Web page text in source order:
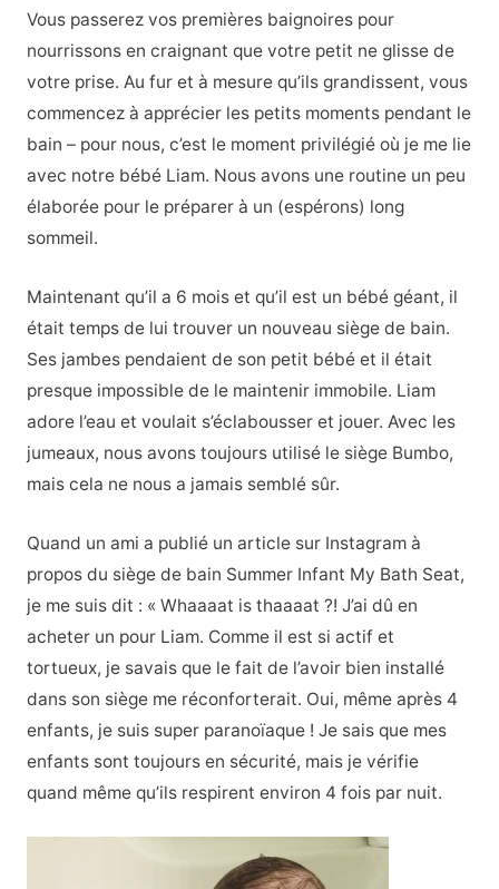
Vous passerez vos premières baignoires pour
nourrissons en craignant que votre petit ne glisse de
votre prise. Au fur et à mesure qu’ils grandissent, vous
commencez à apprécier les petits moments pendant le
bain – pour nous, c’est le moment privilégié où je me lie
avec notre bébé Liam. Nous avons une routine un peu
élaborée pour le préparer à un (espérons) long
sommeil.
Maintenant qu’il a 6 mois et qu’il est un bébé géant, il
était temps de lui trouver un nouveau siège de bain.
Ses jambes pendaient de son petit bébé et il était
presque impossible de le maintenir immobile. Liam
adore l’eau et voulait s’éclabousser et jouer. Avec les
jumeaux, nous avons toujours utilisé le siège Bumbo,
mais cela ne nous a jamais semblé sûr.
Quand un ami a publié un article sur Instagram à
propos du siège de bain Summer Infant My Bath Seat,
je me suis dit : « Whaaaat is thaaaat ?! J’ai dû en
acheter un pour Liam. Comme il est si actif et
tortueux, je savais que le fait de l’avoir bien installé
dans son siège me réconforterait. Oui, même après 4
enfants, je suis super paranoïaque ! Je sais que mes
enfants sont toujours en sécurité, mais je vérifie
quand même qu’ils respirent environ 4 fois par nuit.